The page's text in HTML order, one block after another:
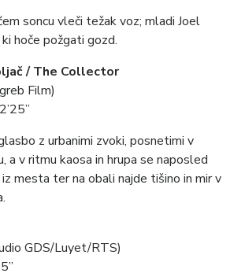
soncu vleči težak voz; mladi Joel
hoče požgati gozd.
/ The Collector
Film)
z urbanimi zvoki, posnetimi v
a v ritmu kaosa in hrupa se naposled
mesta ter na obali najde tišino in mir v
GDS/Luyet/RTS)